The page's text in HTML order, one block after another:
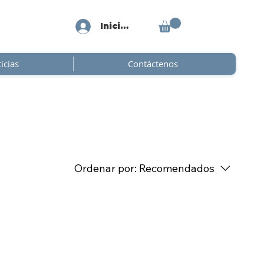
Iniciar sesión
Contáctenos
Ordenar por: Recomendados